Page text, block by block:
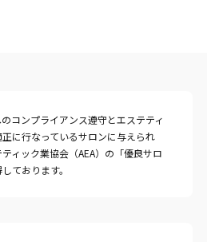
コンプライアンス遵守とエステティ
に行なっているサロンに与えられ
ィック業協会（AEA）の「優良サロ
ております。